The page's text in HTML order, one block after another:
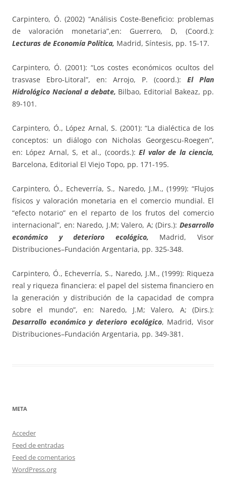
Carpintero, Ó. (2002) “Análisis Coste-Beneficio: problemas
de valoración monetaria”,en: Guerrero, D, (Coord.):
Lecturas de Economía Política, Madrid, Síntesis, pp. 15-17.
Carpintero, Ó. (2001): “Los costes económicos ocultos del
trasvase Ebro-Litoral”, en: Arrojo, P. (coord.): El Plan
Hidrológico Nacional a debate, Bilbao, Editorial Bakeaz, pp.
89-101.
Carpintero, Ó., López Arnal, S. (2001): “La dialéctica de los
conceptos: un diálogo con Nicholas Georgescu-Roegen”,
en: López Arnal, S, et al., (coords.):El valor de la ciencia,
Barcelona, Editorial El Viejo Topo, pp. 171-195.
Carpintero, Ó., Echeverría, S., Naredo, J.M., (1999): “Flujos
físicos y valoración monetaria en el comercio mundial. El
“efecto notario” en el reparto de los frutos del comercio
internacional”, en: Naredo, J.M; Valero, A; (Dirs.): Desarrollo
económico y deterioro ecológico, Madrid, Visor
Distribuciones–Fundación Argentaria, pp. 325-348.
Carpintero, Ó., Echeverría, S., Naredo, J.M., (1999): Riqueza
real y riqueza financiera: el papel del sistema financiero en
la generación y distribución de la capacidad de compra
sobre el mundo”, en: Naredo, J.M; Valero, A; (Dirs.):
Desarrollo económico y deterioro ecológico, Madrid, Visor
Distribuciones–Fundación Argentaria, pp. 349-381.
META
Acceder
Feed de entradas
Feed de comentarios
WordPress.org